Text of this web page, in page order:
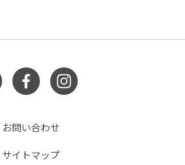
お問い合わせ
サイトマップ